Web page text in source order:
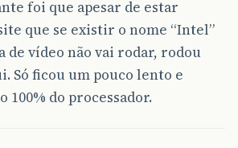
foi que apesar de estar
que se existir o nome “Intel”
de vídeo não vai rodar, rodou
Só ficou um pouco lento e
100% do processador.